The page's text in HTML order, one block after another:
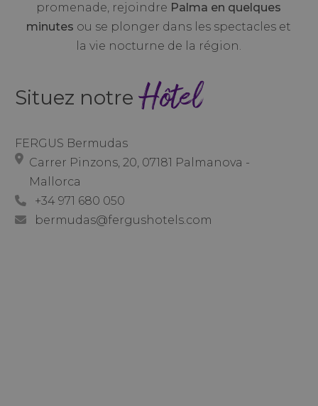
promenade, rejoindre Palma en quelques
minutes ou se plonger dans les spectacles et
la vie nocturne de la région.
Situez notre Hôtel
FERGUS Bermudas
Carrer Pinzons, 20, 07181 Palmanova -
Mallorca
+34 971 680 050
bermudas@fergushotels.com